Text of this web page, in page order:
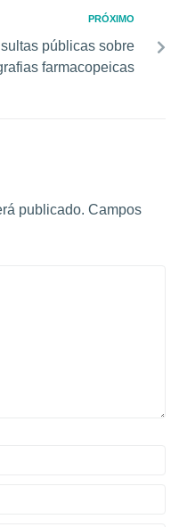
PRÓXIMO
públicas sobre
farmacopeicas
publicado. Campos